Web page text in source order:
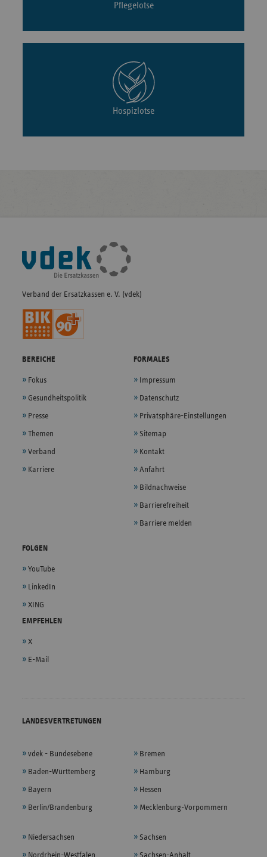
Pflegelotse
Hospizlotse
Fußleisten-
Navigation
Verband der Ersatzkassen e. V. (vdek)
BEREICHE
Fokus
Gesundheitspolitik
Presse
Themen
Verband
Karriere
FORMALES
Impressum
Datenschutz
Privatsphäre-Einstellungen
Sitemap
Kontakt
Anfahrt
Bildnachweise
Barrierefreiheit
Barriere melden
FOLGEN
YouTube
LinkedIn
XING
EMPFEHLEN
X
E-Mail
LANDESVERTRETUNGEN
vdek - Bundesebene
Baden-Württemberg
Bayern
Berlin/Brandenburg
Bremen
Hamburg
Hessen
Mecklenburg-Vorpommern
Niedersachsen Sachsen